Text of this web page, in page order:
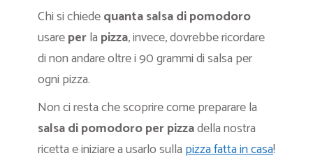
Chi si chiedequanta salsa di pomodoro
usareperla pizza, invece, dovrebbe ricordare
di non andare oltre i 90 grammi di salsa per
ogni pizza.
Non ci resta che scoprire come preparare la
salsa di pomodoro per pizzadella nostra
ricetta e iniziare a usarlo sulla pizza fatta in casa!